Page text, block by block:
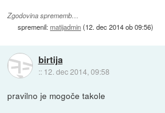
Zgodovina sprememb…
spremenil:matijadmin(12. dec 2014 ob 09:56)
birtija
:: 12. dec 2014, 09:58
pravilno je mogoče takole